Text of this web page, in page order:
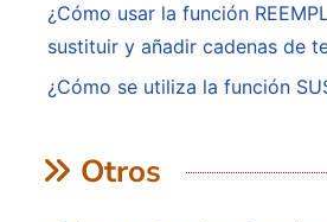
¿Cómo usar la función
sustituir y añadir cadenas de
¿Cómo se utiliza la función
Otros